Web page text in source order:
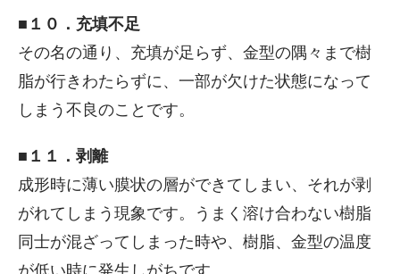
■１０．充填不足
その名の通り、充填が足らず、金型の隅々まで樹
脂が行きわたらずに、一部が欠けた状態になって
しまう不良のことです。
■１１．剥離
成形時に薄い膜状の層ができてしまい、それが剥
がれてしまう現象です。うまく溶け合わない樹脂
同士が混ざってしまった時や、樹脂、金型の温度
が低い時に発生しがちです。